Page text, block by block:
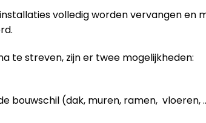
volledig worden vervangen en
te streven, zijn er twee mogelijkheden:
bouwschil (dak, muren, ramen, vloeren,